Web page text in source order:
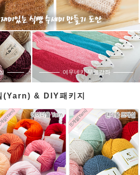
여우네키 무료강좌
(Yarn) & DIY패키지